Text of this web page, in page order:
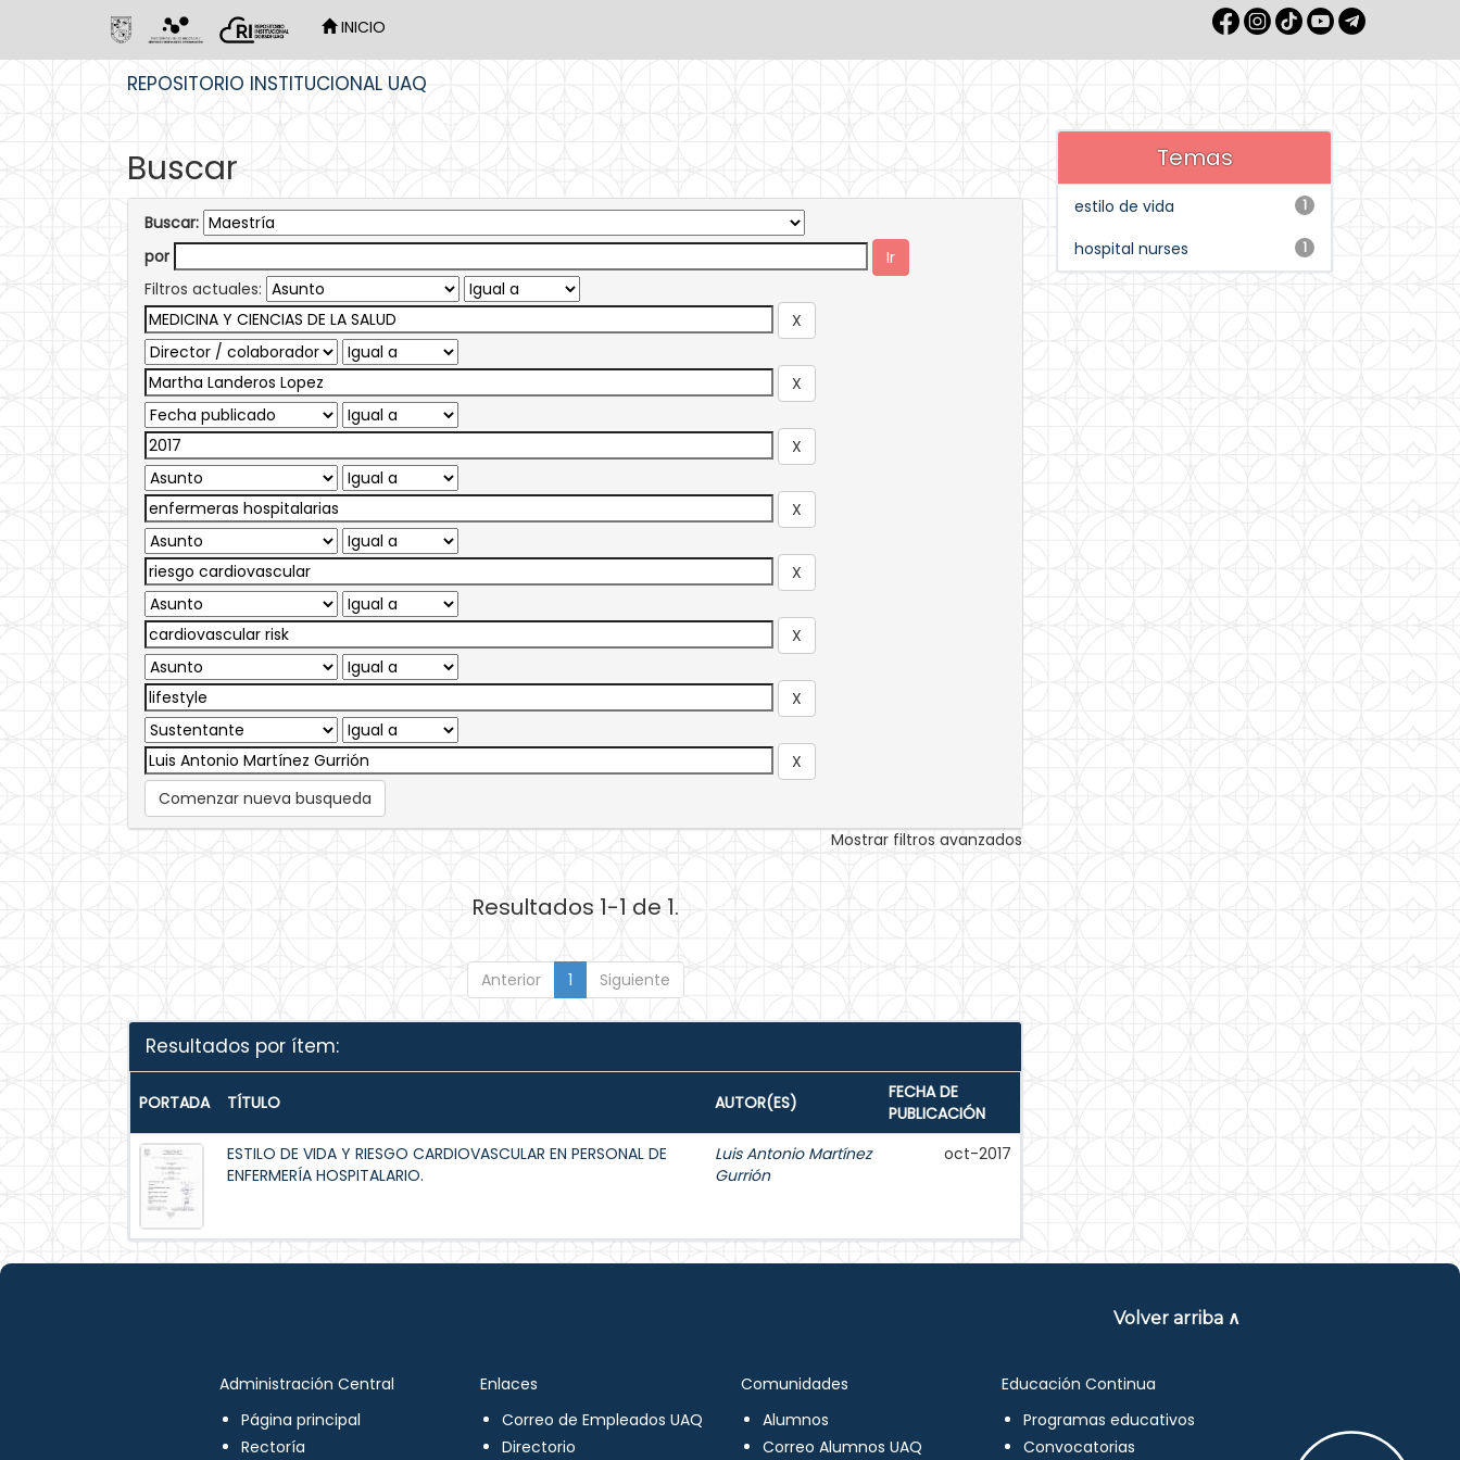
INICIO
REPOSITORIO INSTITUCIONAL UAQ
Buscar
Buscar:
por
Filtros actuales:
Comenzar nueva busqueda
Mostrar filtros avanzados
Resultados 1-1 de 1.
Anterior 1 Siguiente
Resultados por ítem:
PORTADA TÍTULO AUTOR(ES)
FECHA DE
PUBLICACIÓN
ESTILO DE VIDA Y RIESGO CARDIOVASCULAR EN PERSONAL DE
ENFERMERÍA HOSPITALARIO.
Luis Antonio Martínez
Gurrión
oct-2017
Temas
1
estilo de vida
1
hospital nurses
Volver arriba ∧
Administración Central
Página principal
Rectoría
Enlaces
Correo de Empleados UAQ
Directorio
Comunidades
Alumnos
Correo Alumnos UAQ
Educación Continua
Programas educativos
Convocatorias